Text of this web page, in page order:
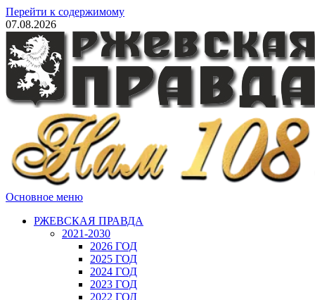
Перейти к содержимому
07.08.2026
Основное меню
РЖЕВСКАЯ ПРАВДА
2021-2030
2026 ГОД
2025 ГОД
2024 ГОД
2023 ГОД
2022 ГОД